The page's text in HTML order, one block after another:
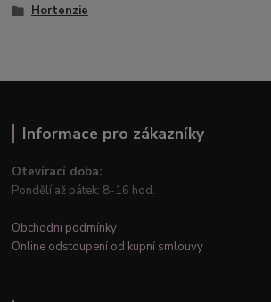
Hortenzie
Informace pro zákazníky
Otevírací doba:
Pondělí až pátek: 8-16 hod.
Obchodní podmínky
Online odstoupení od kupní smlouvy